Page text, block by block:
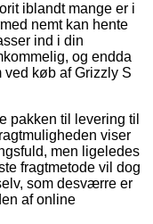
iblandt mange er i
nemt kan hente
ind i din
og endda
ved køb af Grizzly S
pakken til levering til
viser
men ligeledes
fragtmetode vil dog
som desværre er
af online